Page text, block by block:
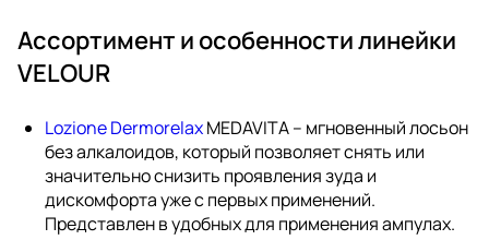
Ассортимент и особенности линейки
VELOUR
Lozione DermorelaxMEDAVITA – мгновенный лосьон
без алкалоидов, который позволяет снять или
значительно снизить проявления зуда и
дискомфорта уже с первых применений.
Представлен в удобных для применения ампулах.